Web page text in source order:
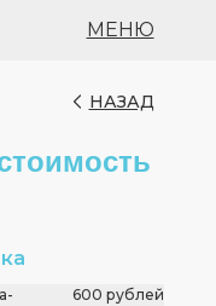
МЕНЮ
НАЗАД
600 рублей